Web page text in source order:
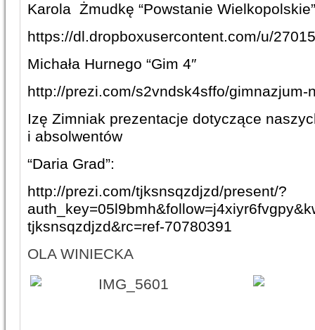
Karola Żmudkę “Powstanie Wielkopolskie”
https://dl.dropboxusercontent.com/u/
Michała Hurnego “Gim 4″
http://prezi.com/s2vndsk4sffo/gimnazjum-
Izę Zimniak prezentacje dotyczące
i absolwentów
“Daria Grad”:
http://prezi.com/tjksnsqzdjzd/present/?
tjksnsqzdjzd&rc=ref-70780391
OLA WINIECKA